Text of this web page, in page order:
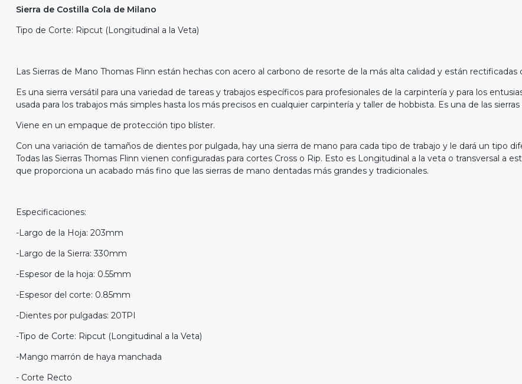
Sierra de Costilla Cola de Milano
Tipo de Corte: Ripcut (Longitudinal a la Veta)
Las Sierras de Mano Thomas Flinn están hechas con acero al carbono de resorte de la más alta calidad y están
Es una sierra versátil para una variedad de tareas y trabajos específicos para profesionales de la carpintería y para los
usada para los trabajos más simples hasta los más precisos en cualquier carpintería y taller de hobbista. Es una de las
Viene en un empaque de protección tipo blíster.
Con una variación de tamaños de dientes por pulgada, hay una sierra de mano para cada tipo de trabajo y le dará un tipo
Todas las Sierras Thomas Flinn vienen configuradas para cortes Cross o Rip. Esto es Longitudinal a la veta o transversal a
que proporciona un acabado más fino que las sierras de mano dentadas más grandes y tradicionales.
Especificaciones:
-Largo de la Hoja: 203mm
-Largo de la Sierra: 330mm
-Espesor de la hoja: 0.55mm
-Espesor del corte: 0.85mm
-Dientes por pulgadas: 20TPI
-Tipo de Corte: Ripcut (Longitudinal a la Veta)
-Mango marrón de haya manchada
- Corte Recto